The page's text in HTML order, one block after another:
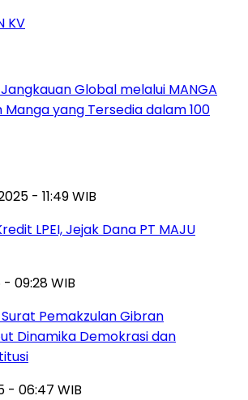
Global melalui MANGA
Manga yang Tersedia dalam 100
- 11:49 WIB
LPEI, Jejak Dana PT MAJU
- 09:28 WIB
Pemakzulan Gibran
Dinamika Demokrasi dan
- 06:47 WIB